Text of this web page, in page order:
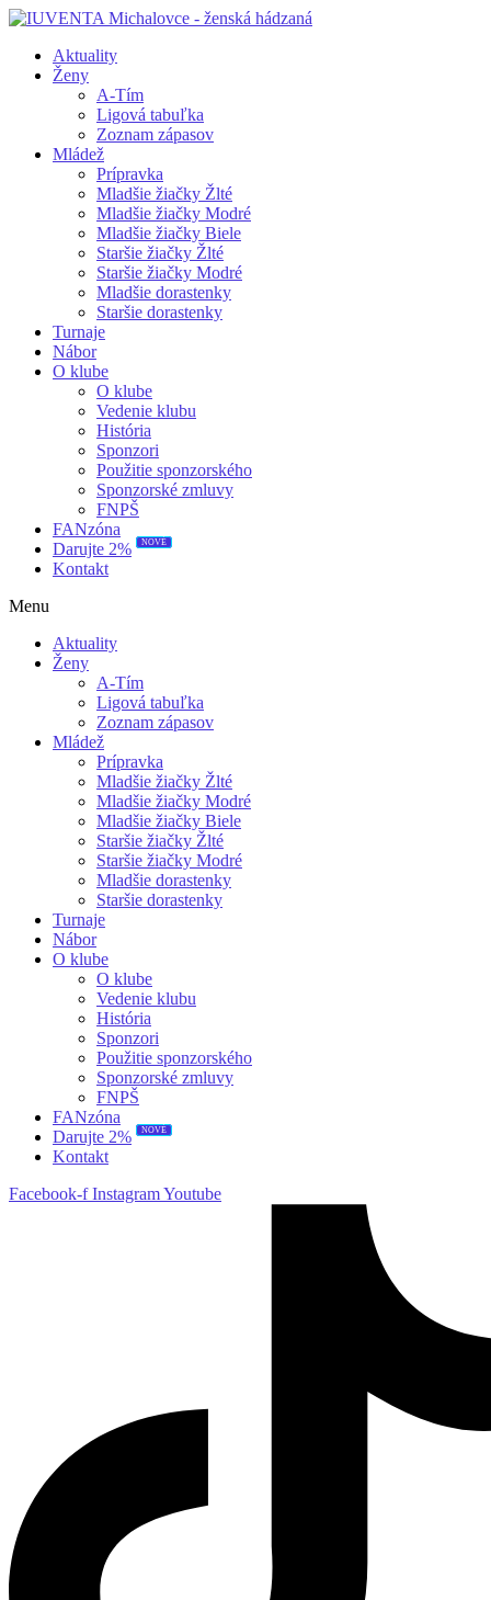
Aktuality
Ženy
A-Tím
Ligová tabuľka
Zoznam zápasov
Mládež
Prípravka
Mladšie žiačky Žlté
Mladšie žiačky Modré
Mladšie žiačky Biele
Staršie žiačky Žlté
Staršie žiačky Modré
Mladšie dorastenky
Staršie dorastenky
Turnaje
Nábor
O klube
O klube
Vedenie klubu
História
Sponzori
Použitie sponzorského
Sponzorské zmluvy
FNPŠ
FANzóna
Darujte 2%
NOVÉ
Kontakt
Menu
Aktuality
Ženy
A-Tím
Ligová tabuľka
Zoznam zápasov
Mládež
Prípravka
Mladšie žiačky Žlté
Mladšie žiačky Modré
Mladšie žiačky Biele
Staršie žiačky Žlté
Staršie žiačky Modré
Mladšie dorastenky
Staršie dorastenky
Turnaje
Nábor
O klube
O klube
Vedenie klubu
História
Sponzori
Použitie sponzorského
Sponzorské zmluvy
FNPŠ
FANzóna
Darujte 2%
NOVÉ
Kontakt
Facebook-f InstagramYoutube